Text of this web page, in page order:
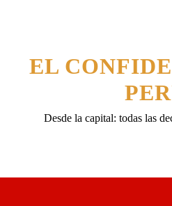
EL
Desde la capital: todas las